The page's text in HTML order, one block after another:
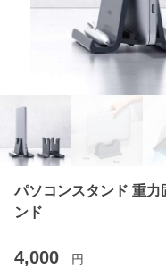
パソコンスタンド 重力
ンド
4,000 円